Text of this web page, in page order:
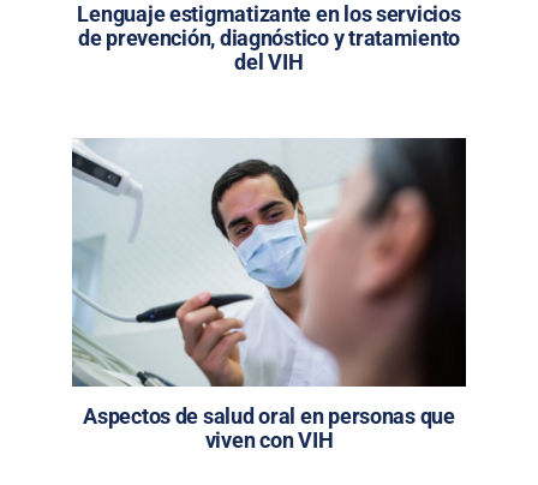
Lenguaje estigmatizante en los servicios
de prevención, diagnóstico y tratamiento
del VIH
Aspectos de salud oral en personas que
viven con VIH